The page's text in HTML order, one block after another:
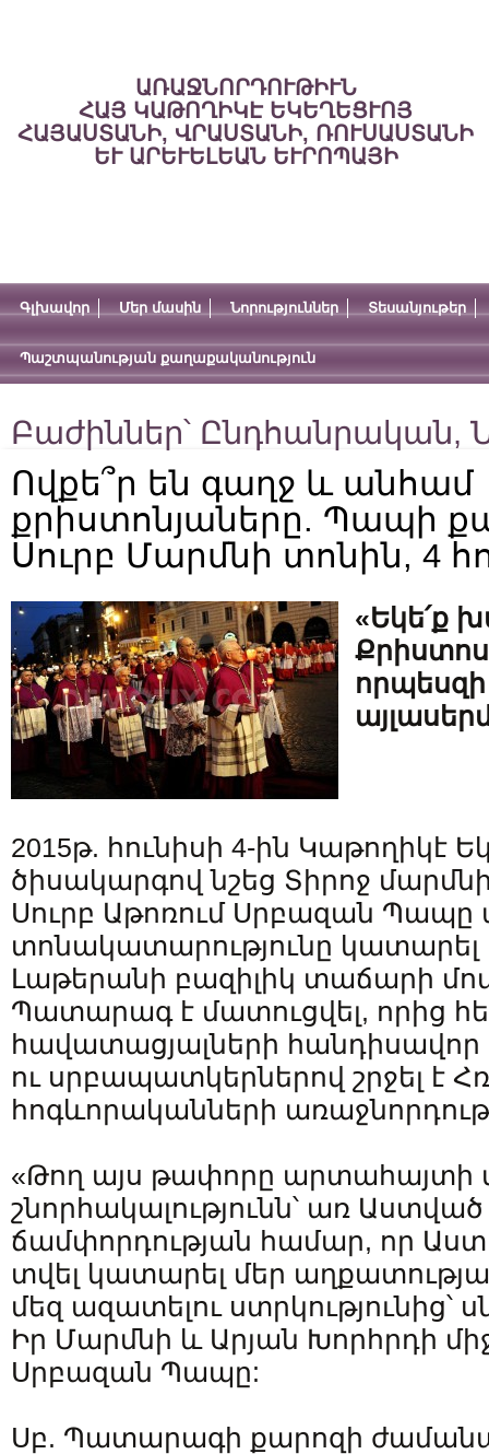
ԱՌԱՋՆՈՐԴՈՒԹԻՒՆ
ՀԱՅ ԿԱԹՈՂԻԿԷ ԵԿԵՂԵՑՒՈՅ
ՀԱՅԱՍՏԱՆԻ, ՎՐԱՍՏԱՆԻ, ՌՈՒՍԱՍՏԱՆԻ
ԵՒ ԱՐԵՒԵԼԵԱՆ ԵՒՐՈՊԱՅԻ
Գլխավոր Մեր մասին Նորություններ Տեսանյութեր
Պաշտպանության քաղաքականություն
Բաժիններ՝ Ընդհանրական,
Ովքե՞ր են գաղջ և անհամ
քրիստոնյաները. Պապի
Սուրբ Մարմնի տոնին, 4
«Եկե՛ք
2015թ. հունիսի 4-ին Կաթողիկէ
ծիսակարգով նշեց Տիրոջ
Սուրբ Աթոռում Սրբազան Պապը
տոնակատարությունը կատարել
Լաթերանի բազիլիկ տաճարի
Պատարագ է մատուցվել, որից
հավատացյալների
ու սրբապատկերներով շրջել է
հոգևորականների
«Թող այս թափորը արտահայտի
շնորհակալությունն՝ առ
ճամփորդության համար, որ
տվել կատարել մեր
մեզ ազատելու ստրկությունից՝
Իր Մարմնի և Արյան Խորհրդի
Սրբազան Պապը:
Սբ. Պատարագի քարոզի